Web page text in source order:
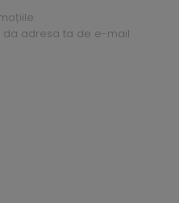
da adresa ta de e-mail